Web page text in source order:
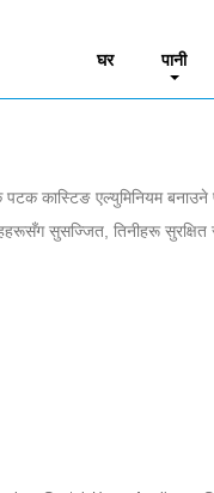
घर पानी
कास्टिङ एल्युमिनियम
सुसज्जित, तिनीहरू सुरक्षित